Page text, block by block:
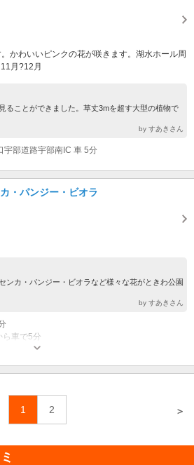
かわいいピンクの花が咲きます。湖水ホール周
月?12月
ることができました。草丈3mを超す大型の植物で
by すあきさん
宇部道路宇部南IC 車 5分
・パンジー・ビオラ
ンカ・パンジー・ビオラなど様々な花がときわ公園
by すあきさん
ら車で5分
1 2 ＞